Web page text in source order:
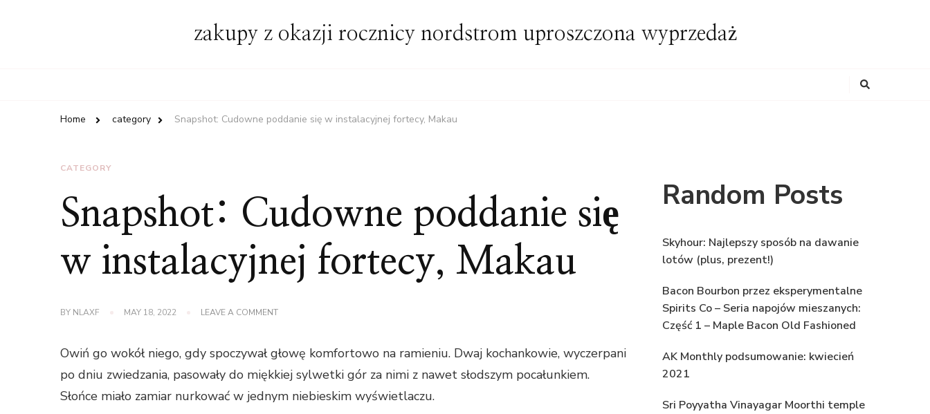
zakupy z okazji rocznicy nordstrom uproszczona wyprzedaż
Home category Snapshot: Cudowne poddanie się w instalacyjnej fortecy, Makau
CATEGORY
Snapshot: Cudowne poddanie się
w instalacyjnej fortecy, Makau
BY NLAXF MAY 18, 2022 LEAVE A COMMENTON
PODDANIE
SIĘ
W
INSTALACYJNEJ
FORTECY,
Owiń go wokół niego, gdy spoczywał głowę komfortowo na ramieniu. Dwaj kochankowie, wyczerpani
po dniu zwiedzania, pasowały do ​​miękkiej sylwetki gór za nimi z nawet słodszym pocałunkiem.
Słońce miało zamiar nurkować w jednym niebieskim wyświetlaczu.
Random Posts
Skyhour: Najlepszy sposób na dawanie
lotów (plus, prezent!)
Bacon Bourbon przez eksperymentalne
Spirits Co – Seria napojów mieszanych:
Część 1 – Maple Bacon Old Fashioned
AK Monthly podsumowanie: kwiecień
2021
Sri Poyyatha Vinayagar Moorthi temple